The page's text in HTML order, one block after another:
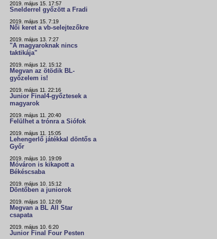
2019. május 15. 17:57
Snelderrel győzött a Fradi
2019. május 15. 7:19
Női keret a vb-selejtezőkre
2019. május 13. 7:27
"A magyaroknak nincs
taktikája"
2019. május 12. 15:12
Megvan az ötödik BL-
győzelem is!
2019. május 11. 22:16
Junior Final4-győztesek a
magyarok
2019. május 11. 20:40
Felülhet a trónra a Siófok
2019. május 11. 15:05
Lehengerlő játékkal döntős a
Győr
2019. május 10. 19:09
Móváron is kikapott a
Békéscsaba
2019. május 10. 15:12
Döntőben a juniorok
2019. május 10. 12:09
Megvan a BL All Star
csapata
2019. május 10. 6:20
Junior Final Four Pesten